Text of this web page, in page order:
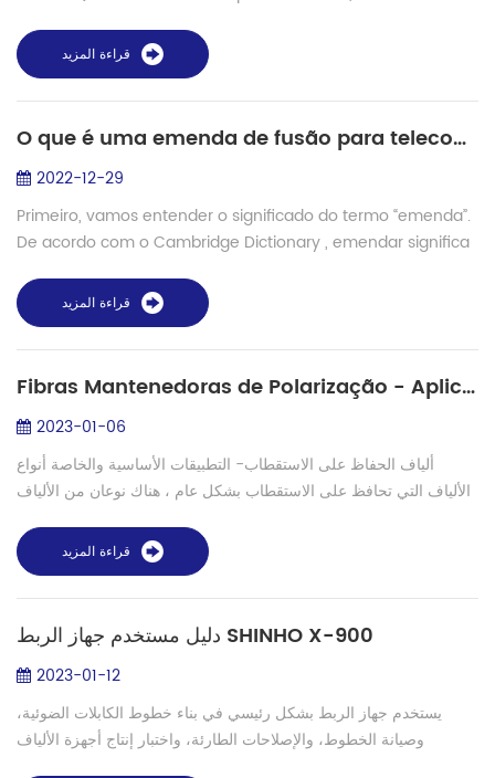
resolver este problema? Abaixo e...
قراءة المزيد
O que é uma emenda de fusão para telecomunicações de fibra óptica
2022-12-29
Primeiro, vamos entender o significado do termo “emenda”.
De acordo com o Cambridge Dictionary , emendar significa
Então, em essência, a emen...
قراءة المزيد
Fibras Mantenedoras de Polarização - Aplicações Essenciais e Especiais
2023-01-06
ألياف الحفاظ على الاستقطاب- التطبيقات الأساسية والخاصة أنواع
الألياف التي تحافظ على الاستقطاب بشكل عام ، هناك نوعان من الألياف
قراءة المزيد
دليل مستخدم جهاز الربط SHINHO X-900
2023-01-12
يستخدم جهاز الربط بشكل رئيسي في بناء خطوط الكابلات الضوئية،
وصيانة الخطوط، والإصلاحات الطارئة، واختبار إنتاج أجهزة الألياف